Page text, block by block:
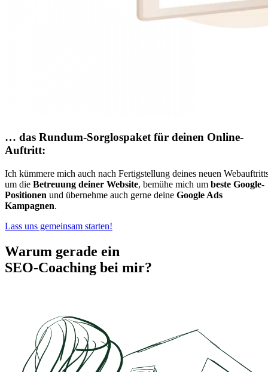
… das Rundum-Sorglospaket für deinen Online-
Auftritt:
Ich kümmere mich auch nach Fertigstellung deines neuen
um die Betreuung deiner Website, bemühe mich um beste Google-
Positionen und übernehme auch gerne deine Google Ads
Kampagnen.
Lass uns gemeinsam starten!
Warum gerade ein
SEO-Coaching bei mir?